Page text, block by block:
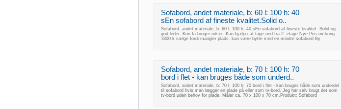
Sofabord, andet materiale, b: 60 l: 100 h: 40
sEn sofabord af fineste kvalitet.Solid o..
Sofabord, andet materiale, b: 60 l: 100 h: 40 sEn sofabord af fineste kvalitet. Solid og
god leder. Kun få bruger ridser. Kan hjælp i at tage ned fra 2. etage Nye Pris omkring
1800 k sælge fordi mangler plads. kan være bytte med en mindre sofabord By
Sofabord, andet materiale, b: 70 l: 100 h: 70
bord i flet - kan bruges både som underd..
Sofabord, andet materiale, b: 70 l: 100 h: 70 bord i flet - kan bruges både som underdel
til sofabord hvis man lægger en plade på eller som tv-bord. Jeg har selv brugt det som
tv-bord uden behov for plade. Måler ca. 70 x 100 x 70 cm.Produkt: Sofabord